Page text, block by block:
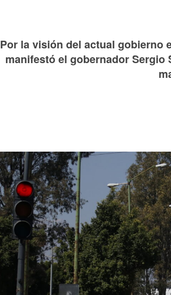
Por la visión del actual gobierno
manifestó el gobernador